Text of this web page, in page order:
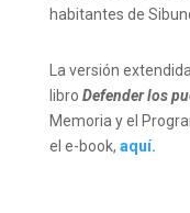
habitantes de
La versión
libro Defender los
Memoria y el
el e-book, aquí.